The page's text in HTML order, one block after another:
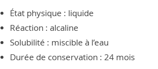
État physique : liquide
Réaction : alcaline
Solubilité : miscible à l’eau
Durée de conservation : 24 mois